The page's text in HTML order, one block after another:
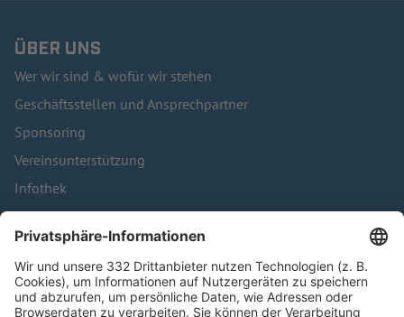
ÜBER UNS
Wer wir sind & wofür wir stehen
Geschäftsstellen und Ansprechpartner
Sponsoring
Vereinsunterstützung
Infothek
Kontakt
HÄUFIG BESUCHTE SEITEN
Pässe und Vereinswechsel